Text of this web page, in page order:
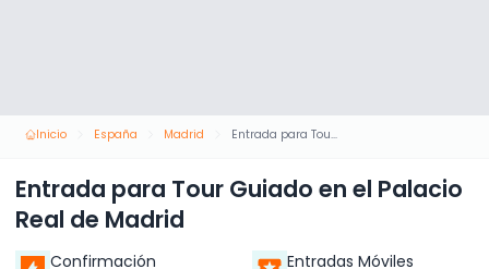
Inicio España Madrid Entrada para Tour Guiado en el Palacio Real de Madrid
Entrada para Tour Guiado en el Palacio
Real de Madrid
Confirmación
Entradas Móviles